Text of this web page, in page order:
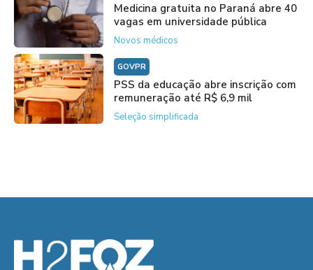
Medicina gratuita no Paraná abre 40
vagas em universidade pública
Novos médicos
GOVPR
PSS da educação abre inscrição com
remuneração até R$ 6,9 mil
Seleção simplificada